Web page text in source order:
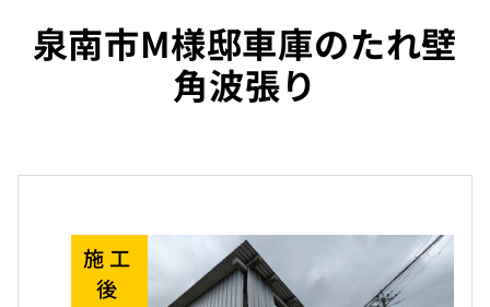
泉南市M様邸車庫のたれ壁
角波張り
施工
後